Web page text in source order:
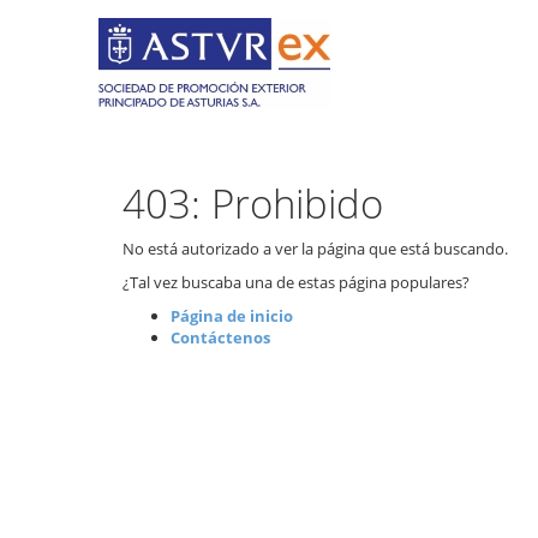
403: Prohibido
No está autorizado a ver la página que está buscando.
¿Tal vez buscaba una de estas página populares?
Página de inicio
Contáctenos